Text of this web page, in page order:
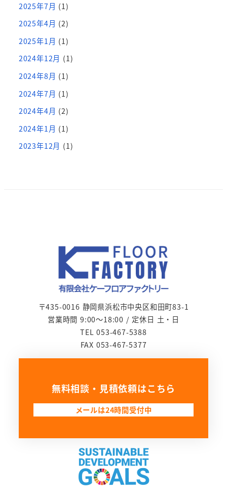
2025年7月 (1)
2025年4月 (2)
2025年1月 (1)
2024年12月 (1)
2024年8月 (1)
2024年7月 (1)
2024年4月 (2)
2024年1月 (1)
2023年12月 (1)
〒435-0016 静岡県浜松市中央区和田町83-1
営業時間 9:00～18:00 / 定休日 土・日
TEL 053-467-5388
FAX 053-467-5377
無料相談・見積依頼はこちら
メールは24時間受付中